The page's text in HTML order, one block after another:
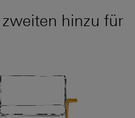
hinzu für